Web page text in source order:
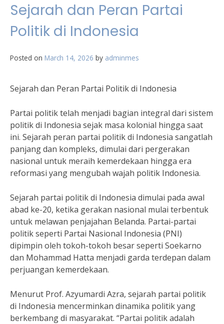
Sejarah dan Peran Partai
Politik di Indonesia
Posted on March 14, 2026 by adminmes
Sejarah dan Peran Partai Politik di Indonesia
Partai politik telah menjadi bagian integral dari sistem
politik di Indonesia sejak masa kolonial hingga saat
ini. Sejarah peran partai politik di Indonesia sangatlah
panjang dan kompleks, dimulai dari pergerakan
nasional untuk meraih kemerdekaan hingga era
reformasi yang mengubah wajah politik Indonesia.
Sejarah partai politik di Indonesia dimulai pada awal
abad ke-20, ketika gerakan nasional mulai terbentuk
untuk melawan penjajahan Belanda. Partai-partai
politik seperti Partai Nasional Indonesia (PNI)
dipimpin oleh tokoh-tokoh besar seperti Soekarno
dan Mohammad Hatta menjadi garda terdepan dalam
perjuangan kemerdekaan.
Menurut Prof. Azyumardi Azra, sejarah partai politik
di Indonesia mencerminkan dinamika politik yang
berkembang di masyarakat. “Partai politik adalah